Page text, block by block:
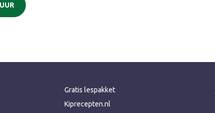
Gratis lespakket
Kiprecepten.nl